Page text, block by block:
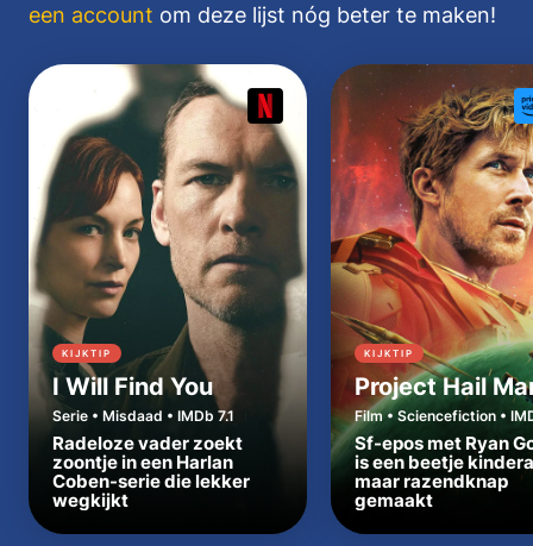
een account om deze lijst nóg beter te maken!
KIJKTIP
I Will Find You
Serie • Misdaad • IMDb 7.1
Radeloze vader zoekt
zoontje in een Harlan
Coben-serie die lekker
wegkijkt
KIJKTIP
Project Hail
Film • Sciencefiction •
Sf-epos met Ryan
is een beetje
maar razendknap
gemaakt